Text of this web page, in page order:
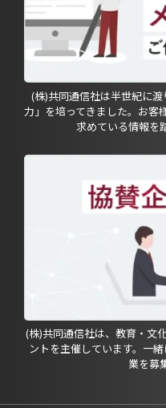
(株)共同通信社は半世紀に
力」を培ってきました。お客
求めている情報を
(株)共同通信社は、教育・文
ントを主催しています。一
業を募